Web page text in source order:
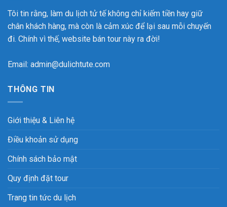
Tôi tin rằng, làm du lịch tử tế không chỉ kiếm tiền hay giữ
chân khách hàng, mà còn là cảm xúc để lại sau mỗi chuyến
đi. Chính vì thế, website bán tour này ra đời!
Email: admin@dulichtute.com
THÔNG TIN
Giới thiệu & Liên hệ
Điều khoản sử dụng
Chính sách bảo mật
Quy định đặt tour
Trang tin tức du lịch